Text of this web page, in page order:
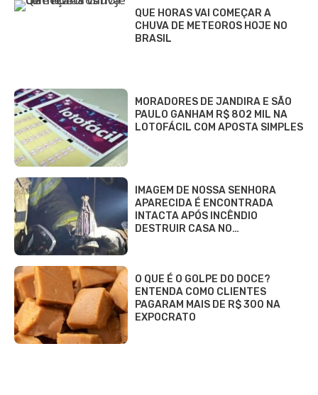
QUE HORAS VAI COMEÇAR A
CHUVA DE METEOROS HOJE NO
BRASIL
MORADORES DE JANDIRA E SÃO
PAULO GANHAM R$ 802 MIL NA
LOTOFÁCIL COM APOSTA SIMPLES
IMAGEM DE NOSSA SENHORA
APARECIDA É ENCONTRADA
INTACTA APÓS INCÊNDIO
DESTRUIR CASA NO…
O QUE É O GOLPE DO DOCE?
ENTENDA COMO CLIENTES
PAGARAM MAIS DE R$ 300 NA
EXPOCRATO